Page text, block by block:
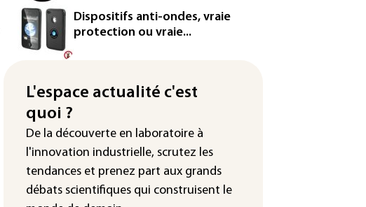
Washington étend le contrôle des
réseaux sociaux des étrangers
demandeurs de visas
d'une cyberattaque
Enquête ouverte après la fuite des
données de 300.000 clients
d'Intermarché
La Slovaquie enregistre un record
absolu de 42,2°C (services
Dispositifs anti-ondes, vraie
protection ou vraie...
L'espace actualité c'est
quoi ?
De la découverte en laboratoire à
l'innovation industrielle, scrutez les
tendances et prenez part aux grands
débats scientifiques qui construisent le